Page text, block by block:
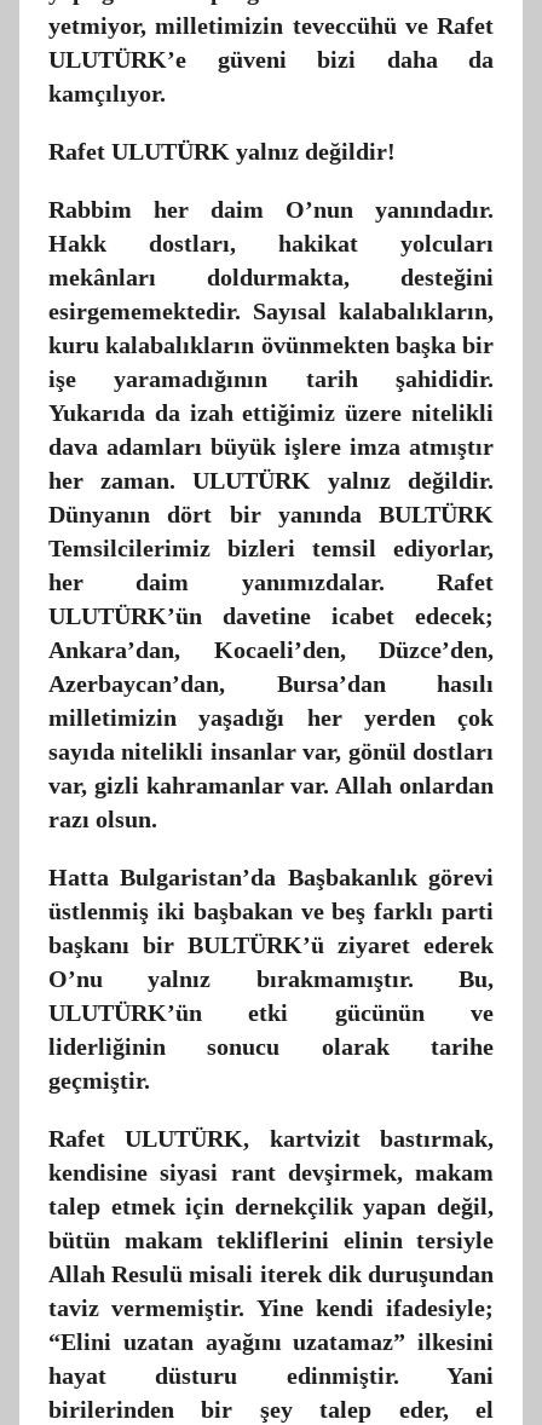
yetmiyor, milletimizin teveccühü ve Rafet
ULUTÜRK’e güveni bizi daha da
kamçılıyor.
Rafet ULUTÜRK yalnız değildir!
Rabbim her daim O’nun yanındadır.
Hakk dostları, hakikat yolcuları
mekânları doldurmakta, desteğini
esirgememektedir. Sayısal kalabalıkların,
kuru kalabalıkların övünmekten başka bir
işe yaramadığının tarih şahididir.
Yukarıda da izah ettiğimiz üzere nitelikli
dava adamları büyük işlere imza atmıştır
her zaman. ULUTÜRK yalnız değildir.
Dünyanın dört bir yanında BULTÜRK
Temsilcilerimiz bizleri temsil ediyorlar,
her daim yanımızdalar. Rafet
ULUTÜRK’ün davetine icabet edecek;
Ankara’dan, Kocaeli’den, Düzce’den,
Azerbaycan’dan, Bursa’dan hasılı
milletimizin yaşadığı her yerden çok
sayıda nitelikli insanlar var, gönül dostları
var, gizli kahramanlar var. Allah onlardan
razı olsun.
Hatta Bulgaristan’da Başbakanlık görevi
üstlenmiş iki başbakan ve beş farklı parti
başkanı bir BULTÜRK’ü ziyaret ederek
O’nu yalnız bırakmamıştır. Bu,
ULUTÜRK’ün etki gücünün ve
liderliğinin sonucu olarak tarihe
geçmiştir.
Rafet ULUTÜRK, kartvizit bastırmak,
kendisine siyasi rant devşirmek, makam
talep etmek için dernekçilik yapan değil,
bütün makam tekliflerini elinin tersiyle
Allah Resulü misali iterek dik duruşundan
taviz vermemiştir. Yine kendi ifadesiyle;
“Elini uzatan ayağını uzatamaz” ilkesini
hayat düsturu edinmiştir. Yani
birilerinden bir şey talep eder, el